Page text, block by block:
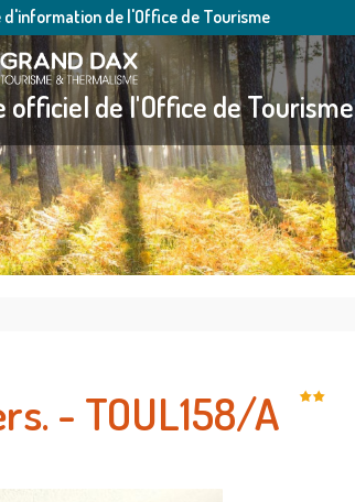
d'information de l'Office de Tourisme
officiel de l'Office de Tourisme
- TOUL158/A